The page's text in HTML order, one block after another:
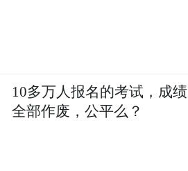
10多万人报名的考试，成绩
全部作废，公平么？